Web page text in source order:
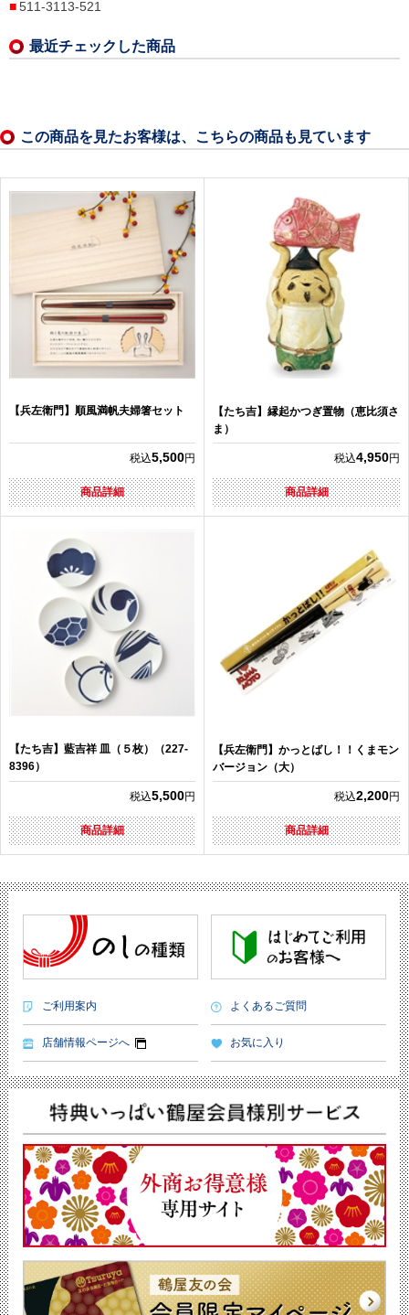
511-3113-521
最近チェックした商品
この商品を見たお客様は、こちらの商品も見ています
【兵左衛門】順風満帆夫婦箸セット
税込5,500円
商品詳細
【たち吉】縁起かつぎ置物（恵比須さ
ま）
税込4,950円
商品詳細
【たち吉】藍吉祥 皿（５枚）（227-
8396）
税込5,500円
商品詳細
【兵左衛門】かっとばし！！くまモン
バージョン（大）
税込2,200円
商品詳細
ご利用案内 よくあるご質問
店舗情報ページへ お気に入り